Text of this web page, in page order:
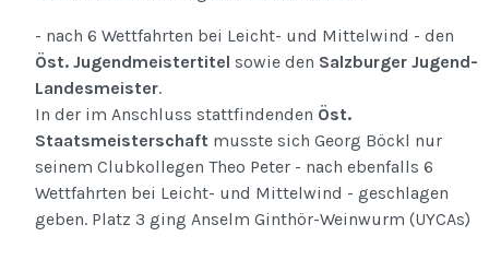
- nach 6 Wettfahrten bei Leicht- und Mittelwind - den
Öst. Jugendmeistertitel sowie den Salzburger Jugend-
Landesmeister.
In der im Anschluss stattfindenden Öst.
Staatsmeisterschaft musste sich Georg Böckl nur
seinem Clubkollegen Theo Peter - nach ebenfalls 6
Wettfahrten bei Leicht- und Mittelwind - geschlagen
geben. Platz 3 ging Anselm Ginthör-Weinwurm (UYCAs)